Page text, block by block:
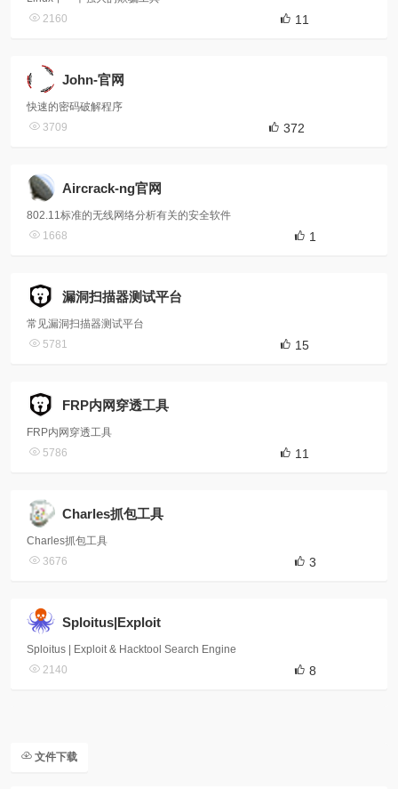
2160
11
John-官网
快速的密码破解程序
3709
372
Aircrack-ng官网
802.11标准的无线网络分析有关的安全软件
1668
1
漏洞扫描器测试平台
常见漏洞扫描器测试平台
5781
15
FRP内网穿透工具
FRP内网穿透工具
5786
11
Charles抓包工具
Charles抓包工具
3676
3
Sploitus|Exploit
Sploitus | Exploit & Hacktool Search Engine
2140
8
文件下载